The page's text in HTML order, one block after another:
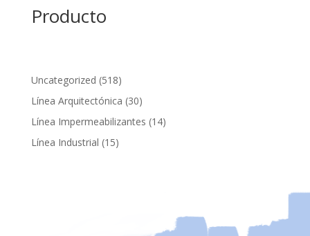
Producto
Uncategorized 518518
productos
Línea Arquitectónica 3030
productos
Línea Impermeabilizantes 1414
Línea Industrial 1515